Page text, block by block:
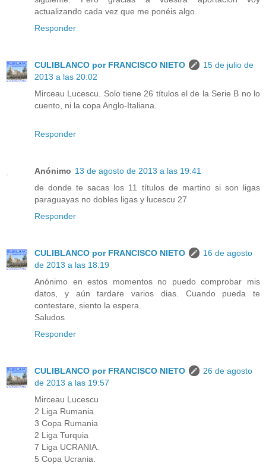
actualizando cada vez que me ponéis algo.
Responder
CULIBLANCO por FRANCISCO NIETO
15 de julio de
2013 a las 20:02
Mirceau Lucescu. Solo tiene 26 títulos el de la Serie B no lo
cuento, ni la copa Anglo-Italiana.
Responder
Anónimo 13 de agosto de 2013 a las 19:41
de donde te sacas los 11 títulos de martino si son ligas
paraguayas no dobles ligas y lucescu 27
Responder
CULIBLANCO por FRANCISCO NIETO
16 de agosto
de 2013 a las 18:19
Anónimo en estos momentos no puedo comprobar mis
datos, y aún tardare varios dias. Cuando pueda te
contestare, siento la espera.
Saludos
Responder
CULIBLANCO por FRANCISCO NIETO
26 de agosto
de 2013 a las 19:57
Mirceau Lucescu
2 Liga Rumania
3 Copa Rumania
2 Liga Turquia
7 Liga UCRANIA.
5 Copa Ucrania.